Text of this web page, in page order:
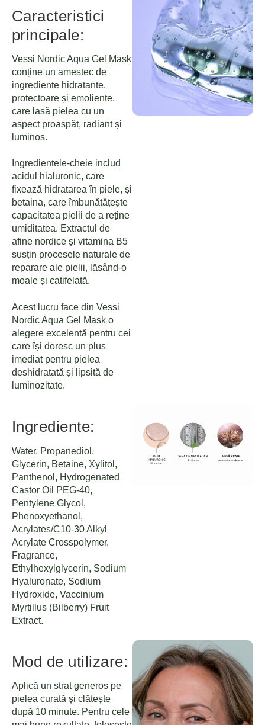
Caracteristici
principale:
Vessi Nordic Aqua Gel Mask
conține un amestec de
ingrediente hidratante,
protectoare și emoliente,
care lasă pielea cu un
aspect proaspăt, radiant și
luminos.
Ingredientele-cheie includ
acidul hialuronic, care
fixează hidratarea în piele, și
betaina, care îmbunătățește
capacitatea pielii de a reține
umiditatea. Extractul de
afine nordice și vitamina B5
susțin procesele naturale de
reparare ale pielii, lăsând-o
moale și catifelată.
Acest lucru face din Vessi
Nordic Aqua Gel Mask o
alegere excelentă pentru cei
care își doresc un plus
imediat pentru pielea
deshidratată și lipsită de
luminozitate.
Ingrediente:
Water, Propanediol,
Glycerin, Betaine, Xylitol,
Panthenol, Hydrogenated
Castor Oil PEG-40,
Pentylene Glycol,
Phenoxyethanol,
Acrylates/C10-30 Alkyl
Acrylate Crosspolymer,
Fragrance,
Ethylhexylglycerin, Sodium
Hyaluronate, Sodium
Hydroxide, Vaccinium
Myrtillus (Bilberry) Fruit
Extract.
Mod de utilizare:
Aplică un strat generos pe
pielea curată și clătește
după 10 minute. Pentru cele